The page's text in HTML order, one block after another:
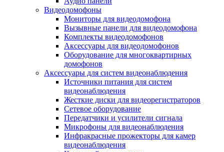
Видеодомофоны
Мониторы для видеодомофона
Вызывные панели для видеодомофона
Комплекты видеодомофонов
Аксессуары для видеодомофонов
Оборудование для многоквартирных
домофонов
Аксессуары для систем видеонаблюдения
Источники питания для систем
видеонаблюдения
Жесткие диски для видеорегистраторов
Сетевое оборудование
Передатчики и усилители сигнала
Микрофоны для видеонаблюдения
Инфракрасные прожекторы для камер
видеонаблюдения